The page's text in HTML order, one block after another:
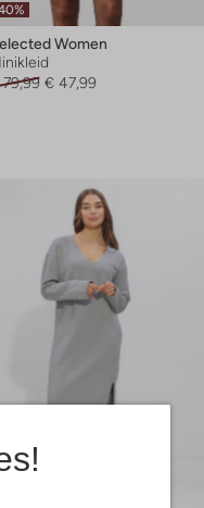
Women
€ 47,99